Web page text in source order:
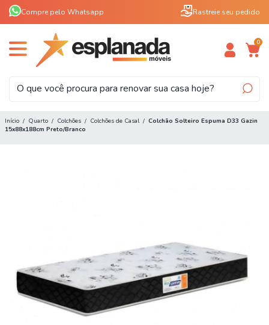
Compre pelo Whatsapp Rastreie seu pedido
0
Início / Quarto / Colchões / Colchões de Casal / Colchão Solteiro Espuma D33 Gazin
15x88x188cm Preto/Branco